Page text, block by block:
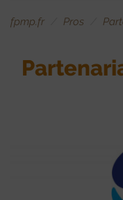
fpmp.fr Pros